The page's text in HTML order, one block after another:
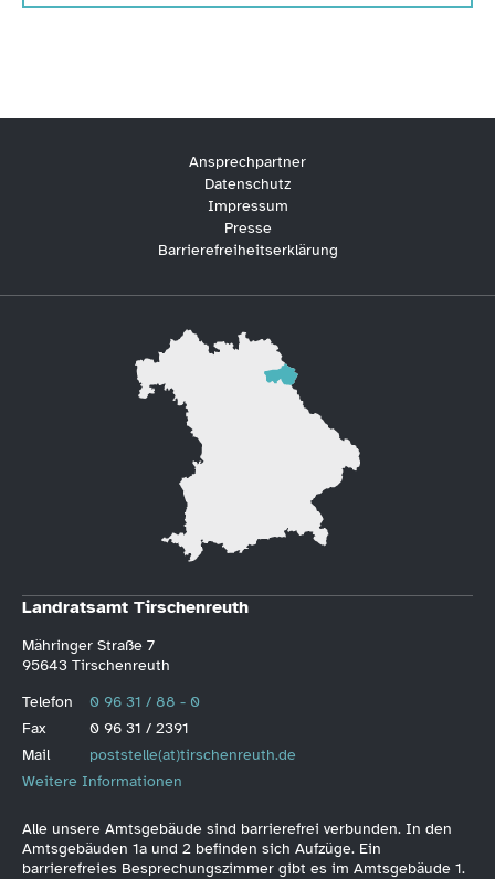
Ansprechpartner
Datenschutz
Impressum
Presse
Barrierefreiheitserklärung
Landratsamt Tirschenreuth
Mähringer Straße 7
95643 Tirschenreuth
Telefon
0 96 31 / 88 - 0
Fax
0 96 31 / 2391
Mail
poststelle(at)tirschenreuth.de
Weitere Informationen
Alle unsere Amtsgebäude sind barrierefrei verbunden. In den
Amtsgebäuden 1a und 2 befinden sich Aufzüge. Ein
barrierefreies Besprechungszimmer gibt es im Amtsgebäude 1.